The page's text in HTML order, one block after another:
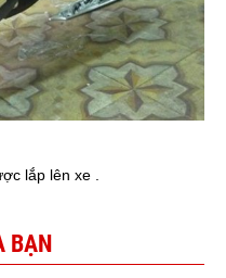
lắp lên xe .
BẠN